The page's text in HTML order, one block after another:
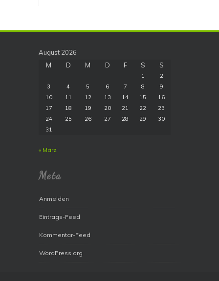
August 2026
M
D M D F S S
1
2
3
4 5 6 7 8
9
10
11 12 13 14 15
16
17
18 19 20 21 22
23
24
25 26 27 28 29
30
31
« März
Meta
Anmelden
Eintrags-Feed
Kommentar-Feed
WordPress.org